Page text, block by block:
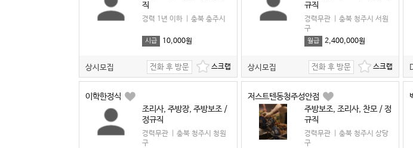
직
경력 1년 이하 충북 충주시
시급 10,000원
상시모집 전화 후 방문
규직
경력무관
충북 청주시 서원
구
월급 2,400,000원
상시모집 전화 후 방문
이학한정식
조리사, 주방장, 주방보조 /
정규직
경력무관
충북 청주시 청원
구
저스트텐동청주성안점
주방보조, 조리사, 찬모 / 정
규직
경력무관
충북 청주시 상당
구